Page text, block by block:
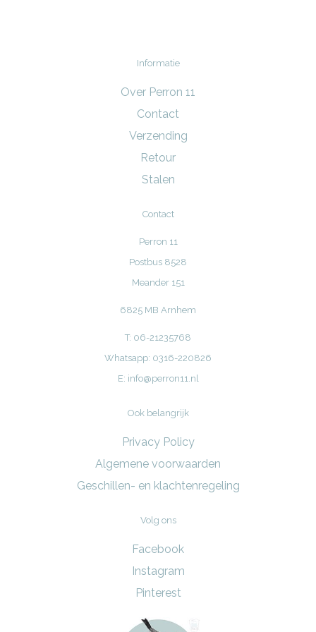
Informatie
Over Perron 11
Contact
Verzending
Retour
Stalen
Contact
Perron 11
Postbus 8528
Meander 151
6825 MB Arnhem
T: 06-21235768
Whatsapp: 0316-220826
E: info@perron11.nl
Ook belangrijk
Privacy Policy
Algemene voorwaarden
Geschillen- en klachtenregeling
Volg ons
Facebook
Instagram
Pinterest